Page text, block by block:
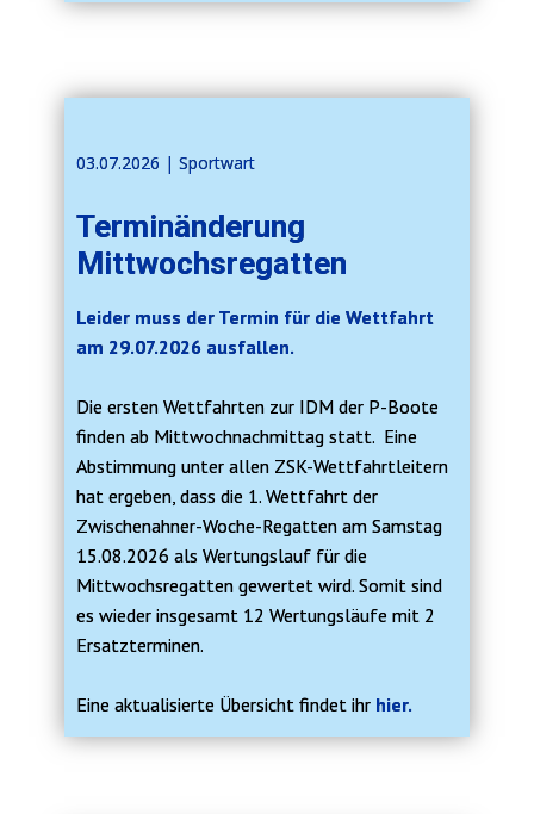
03.07.2026 | ​​Sportwart
Terminänderung
Mittwochsregatten
Leider muss der Termin für die Wettfahrt
am 29.07.2026 ausfallen.
Die ersten Wettfahrten zur IDM der P-Boote
finden ab Mittwochnachmittag statt. Eine
Abstimmung unter allen ZSK-Wettfahrtleitern
hat ergeben, dass die 1. Wettfahrt der
Zwischenahner-Woche-Regatten am Samstag
15.08.2026 als Wertungslauf für die
Mittwochsregatten gewertet wird. Somit sind
es wieder insgesamt 12 Wertungsläufe mit 2
Ersatzterminen.
Eine aktualisierte Übersicht findet ihr hier.